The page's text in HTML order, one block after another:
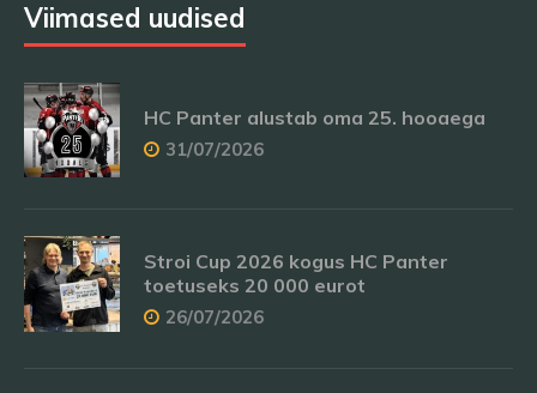
Viimased uudised
HC Panter alustab oma 25. hooaega
31/07/2026
Stroi Cup 2026 kogus HC Panter
toetuseks 20 000 eurot
26/07/2026